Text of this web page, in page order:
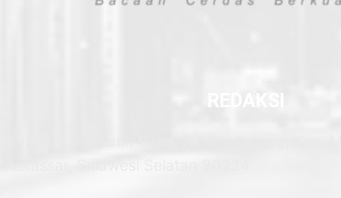
REDAKSI